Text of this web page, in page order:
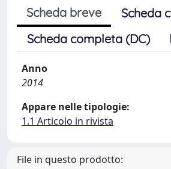
Scheda breve
Scheda
Scheda completa (DC)
Anno
2014
Appare nelle tipologie:
1.1 Articolo in rivista
File in questo prodotto: